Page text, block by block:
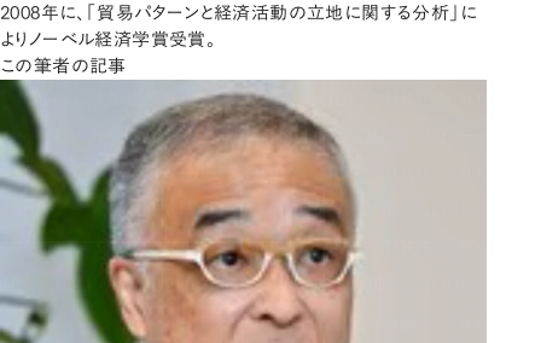
2008年に、「貿易パターンと経済活動の立地に関する分析」に
よりノーベル経済学賞受賞。
この筆者の記事